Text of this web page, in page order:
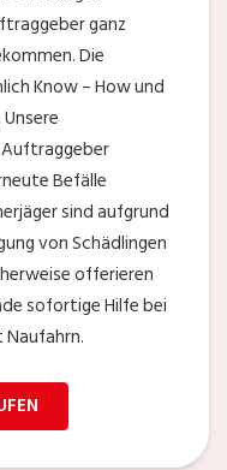
ganz
Die
Know – How und
Befälle
sind aufgrund
von Schädlingen
offerieren
sofortige Hilfe bei